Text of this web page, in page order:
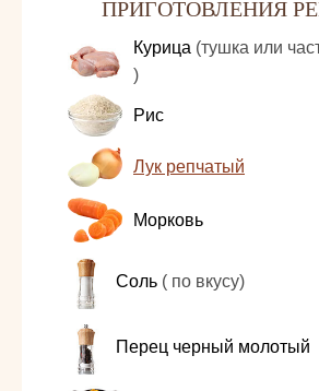
ПРИГОТОВЛЕНИЯ
Курица (тушка или
)
Рис
Лук репчатый
Морковь
Соль ( по вкусу)
Перец черный молотый